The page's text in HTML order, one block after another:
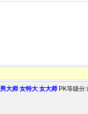
男大师 女特大 女大师 PK等级分: